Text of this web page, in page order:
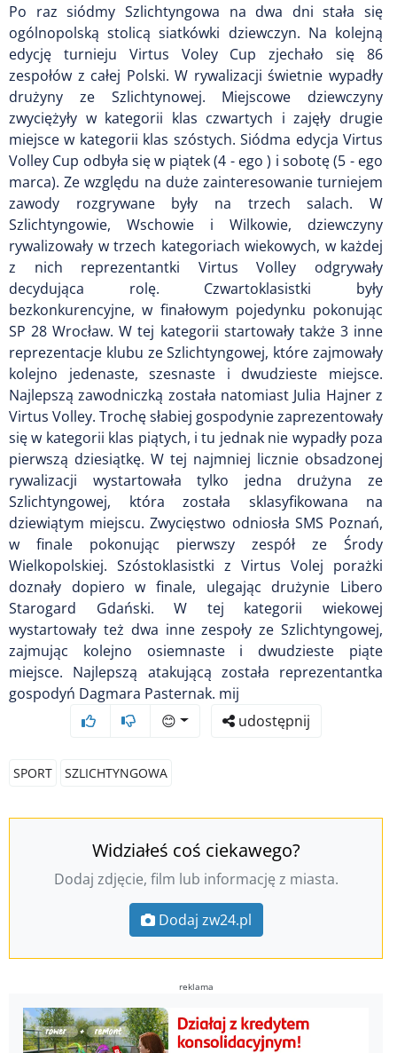
Po raz siódmy Szlichtyngowa na dwa dni stała się
ogólnopolską stolicą siatkówki dziewczyn. Na kolejną
edycję turnieju Virtus Voley Cup zjechało się 86
zespołów z całej Polski. W rywalizacji świetnie wypadły
drużyny ze Szlichtynowej. Miejscowe dziewczyny
zwyciężyły w kategorii klas czwartych i zajęły drugie
miejsce w kategorii klas szóstych. Siódma edycja Virtus
Volley Cup odbyła się w piątek (4 - ego ) i sobotę (5 - ego
marca). Ze względu na duże zainteresowanie turniejem
zawody rozgrywane były na trzech salach. W
Szlichtyngowie, Wschowie i Wilkowie, dziewczyny
rywalizowały w trzech kategoriach wiekowych, w każdej
z nich reprezentantki Virtus Volley odgrywały
decydująca rolę. Czwartoklasistki były
bezkonkurencyjne, w finałowym pojedynku pokonując
SP 28 Wrocław. W tej kategorii startowały także 3 inne
reprezentacje klubu ze Szlichtyngowej, które zajmowały
kolejno jedenaste, szesnaste i dwudzieste miejsce.
Najlepszą zawodniczką została natomiast Julia Hajner z
Virtus Volley. Trochę słabiej gospodynie zaprezentowały
się w kategorii klas piątych, i tu jednak nie wypadły poza
pierwszą dziesiątkę. W tej najmniej licznie obsadzonej
rywalizacji wystartowała tylko jedna drużyna ze
Szlichtyngowej, która została sklasyfikowana na
dziewiątym miejscu. Zwycięstwo odniosła SMS Poznań,
w finale pokonując pierwszy zespół ze Środy
Wielkopolskiej. Szóstoklasistki z Virtus Volej porażki
doznały dopiero w finale, ulegając drużynie Libero
Starogard Gdański. W tej kategorii wiekowej
wystartowały też dwa inne zespoły ze Szlichtyngowej,
zajmując kolejno osiemnaste i dwudzieste piąte
miejsce. Najlepszą atakującą została reprezentantka
gospodyń Dagmara Pasternak. mij
😊
udostępnij
SPORT SZLICHTYNGOWA
Widziałeś coś ciekawego?
Dodaj zdjęcie, film lub informację z miasta.
Dodaj zw24.pl
reklama